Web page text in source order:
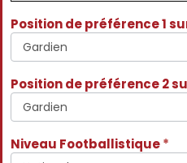
Position de préférence 1
Position de préférence 2
Niveau Footballistique*